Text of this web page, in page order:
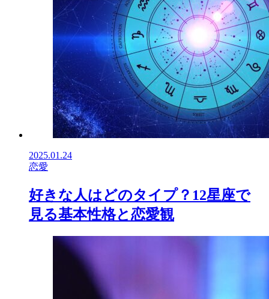
2025.01.24
恋愛
好きな人はどのタイプ？12星座で
見る基本性格と恋愛観